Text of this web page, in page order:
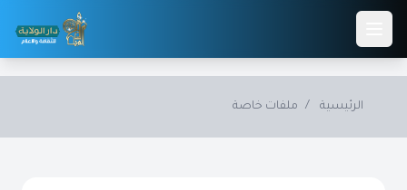
Skip to main content
الرئيسية / ملفات خاصة